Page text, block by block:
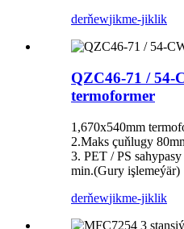
derňewjikme-jiklik
QZC46-71 / 54-
termoformer
1,670x540mm
2.Maks çuňlugy
3. PET / PS
min.(Gury işlemeýär)
derňewjikme-jiklik